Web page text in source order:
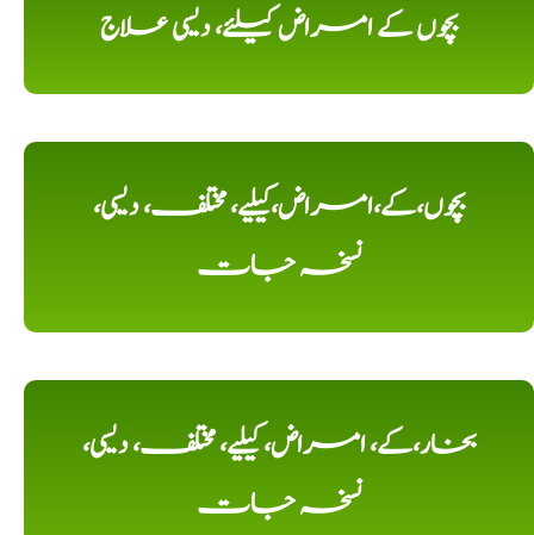
بچوں کے امراض کیلئے، دیسی علاج
بچوں،کے،امراض،کیلیے، مختلف، دیسی،
نسخہ جات
بخار،کے، امراض، کیلیے، مختلف، دیسی،
نسخہ جات